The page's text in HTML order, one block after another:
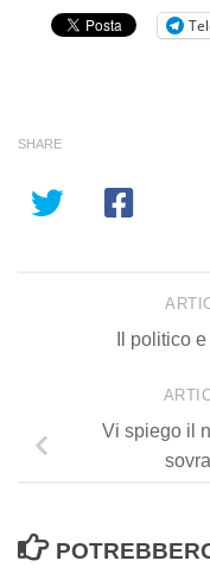
SHARE
Il politico
Vi spiego il